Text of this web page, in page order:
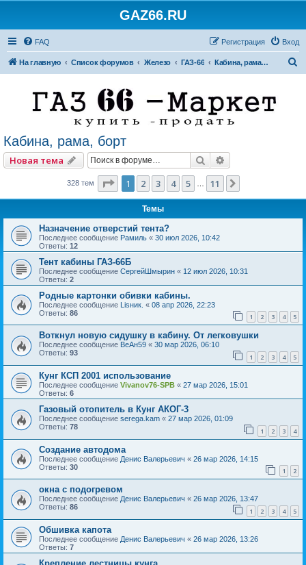
GAZ66.RU
FAQ Вход
Регистрация
На главную Список форумов Железо ГАЗ-66 Кабина, рама, борт
Кабина, рама, борт
Новая тема Поиск
328 тем Страница из 11
1 2 3 4 5 11
Темы
Назначение отверстий тента?
Последнее сообщение Рамиль « 30 июл 2026, 10:42
Ответы: 12
Тент кабины ГАЗ-66Б
Последнее сообщение СергейШмырин « 12 июл 2026, 10:31
Ответы: 2
Родные картонки обивки кабины.
Последнее сообщение Lisник. « 08 апр 2026, 22:23
Ответы: 86 1 2 3 4 5
Воткнул новую сидушку в кабину. От легковушки
Последнее сообщение ВеАн59 « 30 мар 2026, 06:10
Ответы: 93 1 2 3 4 5
Кунг КСП 2001 использование
Последнее сообщение Vivanov76-SPB « 27 мар 2026, 15:01
Ответы: 6
Газовый отопитель в Кунг АКОГ-3
Последнее сообщение serega.kam « 27 мар 2026, 01:09
Ответы: 78 1 2 3 4
Создание автодома
Последнее сообщение Денис Валерьевич « 26 мар 2026, 14:15
Ответы: 30 1 2
окна с подогревом
Последнее сообщение Денис Валерьевич « 26 мар 2026, 13:47
Ответы: 86 1 2 3 4 5
Обшивка капота
Последнее сообщение Денис Валерьевич « 26 мар 2026, 13:26
Ответы: 7